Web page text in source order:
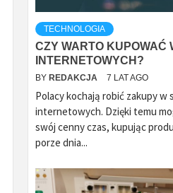
TECHNOLOGIA
CZY WARTO KUPOWAĆ
INTERNETOWYCH?
BY REDAKCJA 7 LAT AGO
Polacy kochają robić zakupy w
internetowych. Dzięki temu
swój cenny czas, kupując
porze dnia...